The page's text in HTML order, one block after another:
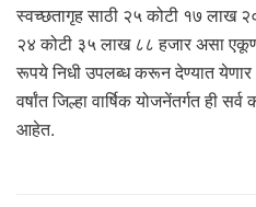
स्वच्छतागृह साठी २५ कोटी १७ लाख
२४ कोटी ३५ लाख ८८ हजार असा
रूपये निधी उपलब्ध करून देण्यात
वर्षांत जिल्हा वार्षिक योजनेंतर्गत ही
आहेत.